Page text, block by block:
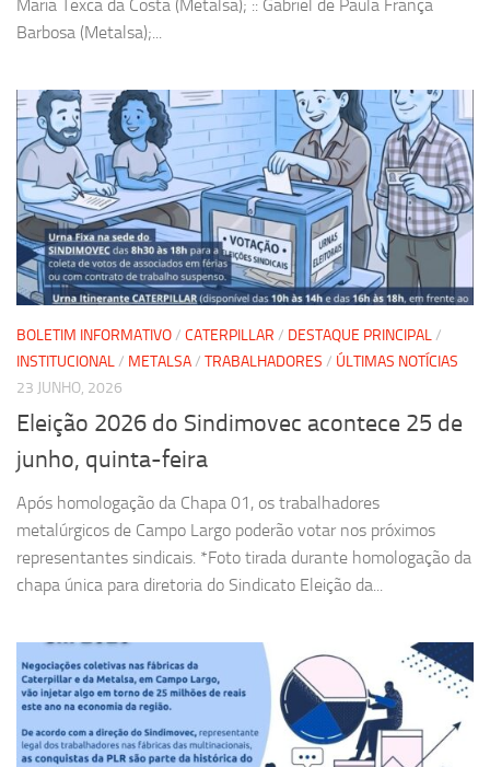
Maria Texca da Costa (Metalsa); :: Gabriel de Paula França
Barbosa (Metalsa);...
BOLETIM INFORMATIVO/ CATERPILLAR / DESTAQUE PRINCIPAL/
INSTITUCIONAL/ METALSA/ TRABALHADORES / ÚLTIMAS NOTÍCIAS
23 JUNHO, 2026
Eleição 2026 do Sindimovec acontece 25 de
junho, quinta-feira
Após homologação da Chapa 01, os trabalhadores
metalúrgicos de Campo Largo poderão votar nos próximos
representantes sindicais. *Foto tirada durante homologação da
chapa única para diretoria do Sindicato Eleição da...